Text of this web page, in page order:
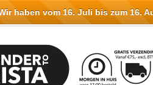
haben vom 16. Juli bis zum 16.